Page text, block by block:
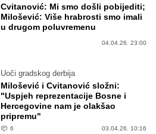
Cvitanović: Mi smo došli pobijediti;
Milošević: Više hrabrosti smo imali
u drugom poluvremenu
04.04.26. 23:00
Uoči gradskog derbija
Milošević i Cvitanović složni:
"Uspjeh reprezentacije Bosne i
Hercegovine nam je olakšao
pripremu"
6 03.04.26. 10:16